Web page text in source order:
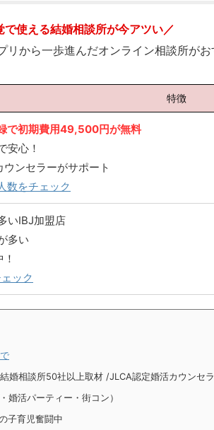
で使える結婚相談所が今アツい／
リから一歩進んだオンライン相談所が
特徴
で初期費用49,500円が無料
安心！
ウンセラーがサポート
数をチェック
いIBJ加盟店
多い
ック
結婚相談所50社以上取材 /JLCA認定婚活カウンセ
婚活パーティー・街コン）
子育児奮闘中